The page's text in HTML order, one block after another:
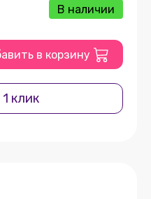
В наличии
в корзину
клик